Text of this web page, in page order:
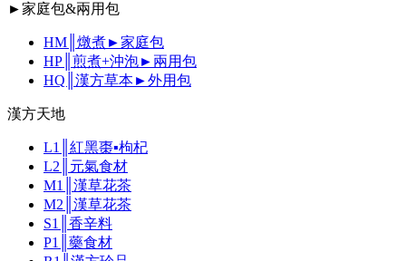
►家庭包&兩用包
HM║燉煮►家庭包
HP║煎煮+沖泡►兩用包
HQ║漢方草本►外用包
漢方天地
L1║紅黑棗▪枸杞
L2║元氣食材
M1║漢草花茶
M2║漢草花茶
S1║香辛料
P1║藥食材